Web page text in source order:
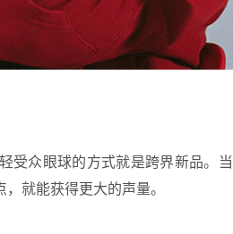
受众眼球的方式就是跨界新品。
就能获得更大的声量。